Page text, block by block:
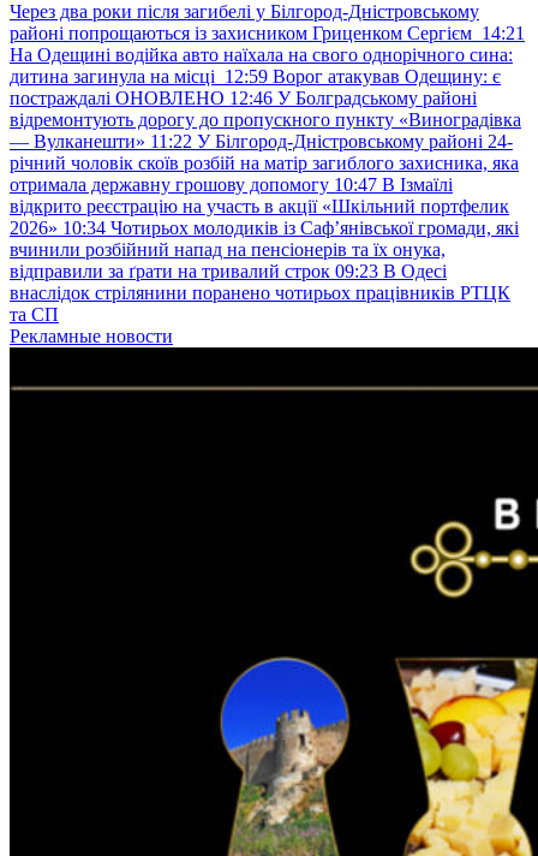
Через два роки після загибелі у Білгород-Дністровському
районі попрощаються із захисником Гриценком Сергієм 14:21
На Одещині водійка авто наїхала на свого однорічного сина:
дитина загинула на місці 12:59 Ворог атакував Одещину: є
постраждалі ОНОВЛЕНО 12:46 У Болградському районі
відремонтують дорогу до пропускного пункту «Виноградівка
— Вулканешти» 11:22 У Білгород-Дністровському районі 24-
річний чоловік скоїв розбій на матір загиблого захисника, яка
отримала державну грошову допомогу 10:47 В Ізмаїлі
відкрито реєстрацію на участь в акції «Шкільний портфелик
2026» 10:34 Чотирьох молодиків із Саф’янівської громади, які
вчинили розбійний напад на пенсіонерів та їх онука,
відправили за ґрати на тривалий строк 09:23 В Одесі
внаслідок стрілянини поранено чотирьох працівників РТЦК
та СП
Рекламные новости